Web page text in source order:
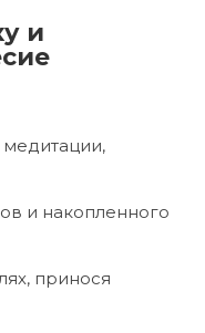
и
медитации,
и накопленного
принося